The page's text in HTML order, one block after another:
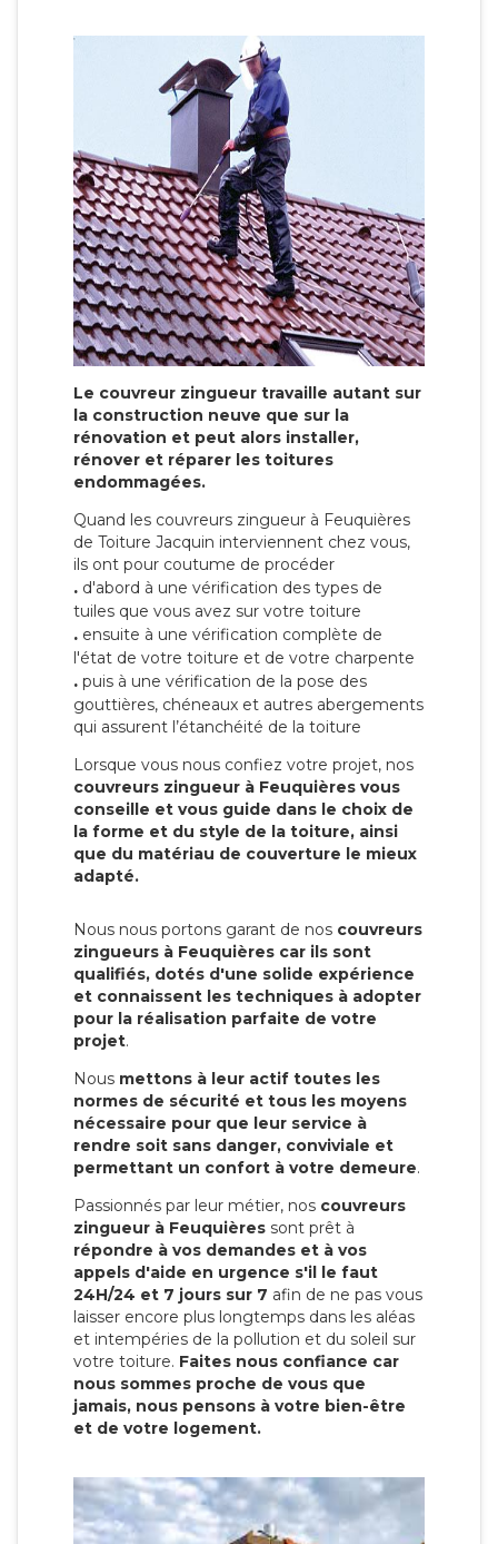
Le couvreur zingueur travaille autant sur
la construction neuve que sur la
rénovation et peut alors installer,
rénover et réparer les toitures
endommagées.
Quand les couvreurs zingueur à Feuquières
de Toiture Jacquin interviennent chez vous,
ils ont pour coutume de procéder
. d'abord à une vérification des types de
tuiles que vous avez sur votre toiture
. ensuite à une vérification complète de
l'état de votre toiture et de votre charpente
. puis à une vérification de la pose des
gouttières, chéneaux et autres abergements
qui assurent l’étanchéité de la toiture
Lorsque vous nous confiez votre projet, nos
couvreurs zingueur à Feuquières vous
conseille et vous guide dans le choix de
la forme et du style de la toiture, ainsi
que du matériau de couverture le mieux
adapté.
Nous nous portons garant de nos couvreurs
zingueurs à Feuquières car ils sont
qualifiés, dotés d'une solide expérience
et connaissent les techniques à adopter
pour la réalisation parfaite de votre
projet.
Nous mettons à leur actif toutes les
normes de sécurité et tous les moyens
nécessaire pour que leur service à
rendre soit sans danger, conviviale et
permettant un confort à votre demeure.
Passionnés par leur métier, nos couvreurs
zingueur à Feuquières sont prêt à
répondre à vos demandes et à vos
appels d'aide en urgence s'il le faut
24H/24 et 7 jours sur 7 afin de ne pas vous
laisser encore plus longtemps dans les aléas
et intempéries de la pollution et du soleil sur
votre toiture. Faites nous confiance car
nous sommes proche de vous que
jamais, nous pensons à votre bien-être
et de votre logement.